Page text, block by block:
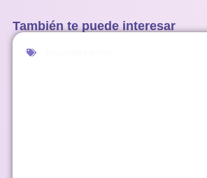
También te puede interesar